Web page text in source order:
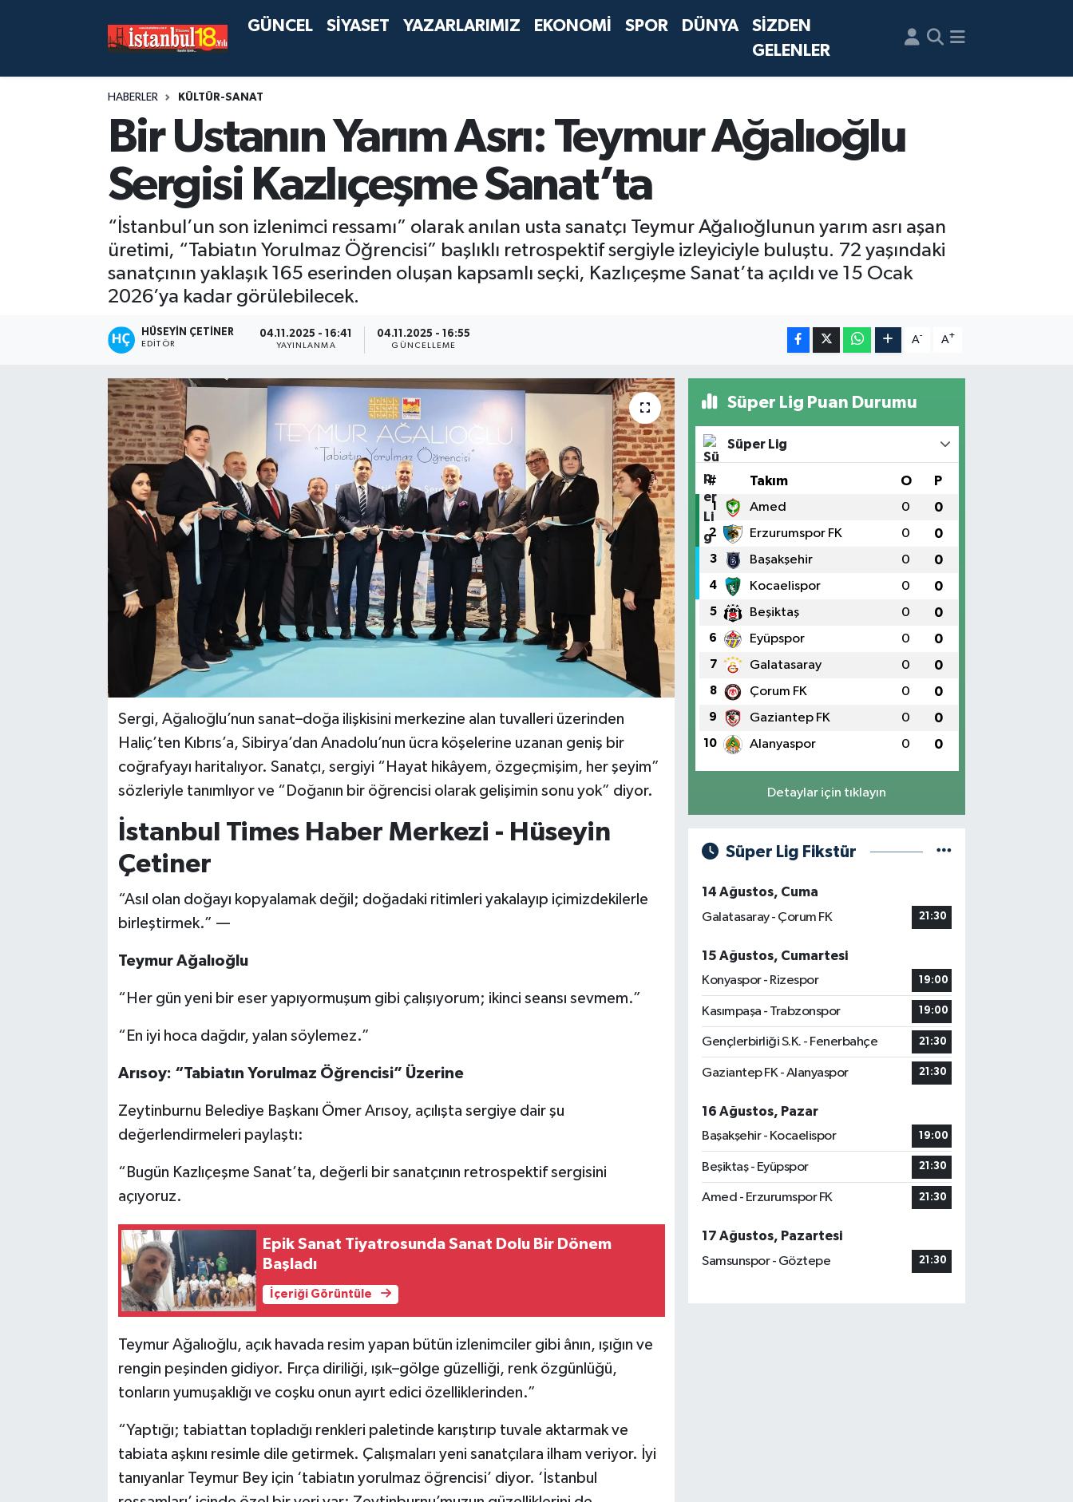
GÜNCEL SİYASET YAZARLARIMIZ EKONOMİ SPOR DÜNYA
SİZDEN
GELENLER
HABERLER KÜLTÜR-SANAT
Bir Ustanın Yarım Asrı: Teymur Ağalıoğlu
Sergisi Kazlıçeşme Sanat’ta
“İstanbul’un son izlenimci ressamı” olarak anılan usta sanatçı Teymur Ağalıoğlunun yarım asrı aşan
üretimi, “Tabiatın Yorulmaz Öğrencisi” başlıklı retrospektif sergiyle izleyiciyle buluştu. 72 yaşındaki
sanatçının yaklaşık 165 eserinden oluşan kapsamlı seçki, Kazlıçeşme Sanat’ta açıldı ve 15 Ocak
2026’ya kadar görülebilecek.
HÜSEYIN ÇETINER
EDITÖR
04.11.2025 - 16:41
YAYINLANMA
04.11.2025 - 16:55
GÜNCELLEME
A- A+
Sergi, Ağalıoğlu’nun sanat–doğa ilişkisini merkezine alan tuvalleri üzerinden
Haliç’ten Kıbrıs’a, Sibirya’dan Anadolu’nun ücra köşelerine uzanan geniş bir
coğrafyayı haritalıyor. Sanatçı, sergiyi “Hayat hikâyem, özgeçmişim, her şeyim”
sözleriyle tanımlıyor ve “Doğanın bir öğrencisi olarak gelişimin sonu yok” diyor.
İstanbul Times Haber Merkezi - Hüseyin
Çetiner
“Asıl olan doğayı kopyalamak değil; doğadaki ritimleri yakalayıp içimizdekilerle
birleştirmek.” —
Teymur Ağalıoğlu
“Her gün yeni bir eser yapıyormuşum gibi çalışıyorum; ikinci seansı sevmem.”
“En iyi hoca dağdır, yalan söylemez.”
Arısoy: “Tabiatın Yorulmaz Öğrencisi” Üzerine
Zeytinburnu Belediye Başkanı Ömer Arısoy, açılışta sergiye dair şu
değerlendirmeleri paylaştı:
“Bugün Kazlıçeşme Sanat’ta, değerli bir sanatçının retrospektif sergisini
açıyoruz.
Epik Sanat Tiyatrosunda Sanat Dolu Bir Dönem
Başladı
İçeriği Görüntüle
Teymur Ağalıoğlu, açık havada resim yapan bütün izlenimciler gibi ânın, ışığın ve
rengin peşinden gidiyor. Fırça diriliği, ışık–gölge güzelliği, renk özgünlüğü,
tonların yumuşaklığı ve coşku onun ayırt edici özelliklerinden.”
“Yaptığı; tabiattan topladığı renkleri paletinde karıştırıp tuvale aktarmak ve
tabiata aşkını resimle dile getirmek. Çalışmaları yeni sanatçılara ilham veriyor. İyi
tanıyanlar Teymur Bey için ‘tabiatın yorulmaz öğrencisi’ diyor. ‘İstanbul
Süper Lig Puan Durumu
Süper Lig
# Takım O P
1 Amed 0 0
2 Erzurumspor FK 0 0
3 Başakşehir 0 0
4 Kocaelispor 0 0
5 Beşiktaş 0 0
6 Eyüpspor 0 0
7 Galatasaray 0 0
8 Çorum FK 0 0
9 Gaziantep FK 0 0
10 Alanyaspor 0 0
Detaylar için tıklayın
Süper Lig Fikstür
14 Ağustos, Cuma
Galatasaray - Çorum FK
21:30
15 Ağustos, Cumartesi
Konyaspor - Rizespor
19:00
Kasımpaşa - Trabzonspor 19:00
Gençlerbirliği S.K. - Fenerbahçe 21:30
Gaziantep FK - Alanyaspor 21:30
16 Ağustos, Pazar
Başakşehir - Kocaelispor
19:00
Beşiktaş - Eyüpspor 21:30
Amed - Erzurumspor FK 21:30
17 Ağustos, Pazartesi
Samsunspor - Göztepe
21:30